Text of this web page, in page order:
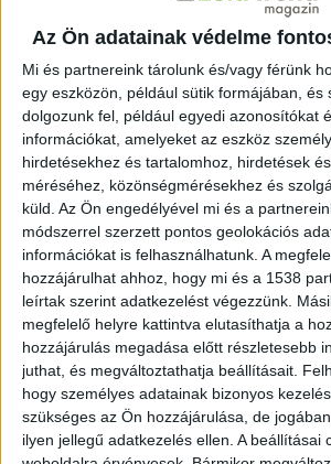
Az Ön adatainak védelme
Mi és partnereink tárolunk és/vagy férünk
egy eszközön, például sütik formájában, és
dolgozunk fel, például egyedi azonosítókat
információkat, amelyeket az eszköz
hirdetésekhez és tartalomhoz, hirdetések
méréséhez, közönségmérésekhez és
küld. Az Ön engedélyével mi és a
módszerrel szerzett pontos geolokációs
információkat is felhasználhatunk. A
hozzájárulhat ahhoz, hogy mi és a 1538
leírtak szerint adatkezelést végezzünk.
megfelelő helyre kattintva elutasíthatja a
hozzájárulás megadása előtt részletesebb
juthat, és megváltoztathatja beállításait.
hogy személyes adatainak bizonyos
szükséges az Ön hozzájárulása, de
ilyen jellegű adatkezelés ellen. A beállításai
A Kárpát-medencében a
évek egyre gyakoribbak, a sekély
érzékenyen reagálnak a hőmérséklet, a
párolgás változásaira. Ez nemcsak a
Vasas Gábor a Velencei-tó példáján is
hogy nem alkalmi mérések alapján
hanem folyamatos, tudományos
A Balaton jövőjéről szóló vitákban a
a nádasok sorsa különösen érzékeny
szerint téves az a logika, hogy egy
kivágott nád máshol pótolható. A nád
mint egy átültethető kertészeti elem:
megtelepedni, ahol a természetes
ezek nincsenek meg, az áttelepítés
nem valódi pótlás.